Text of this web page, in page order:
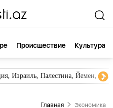
Происшествие Культура
Израиль, Палестина, Йемен,
Главная Экономика